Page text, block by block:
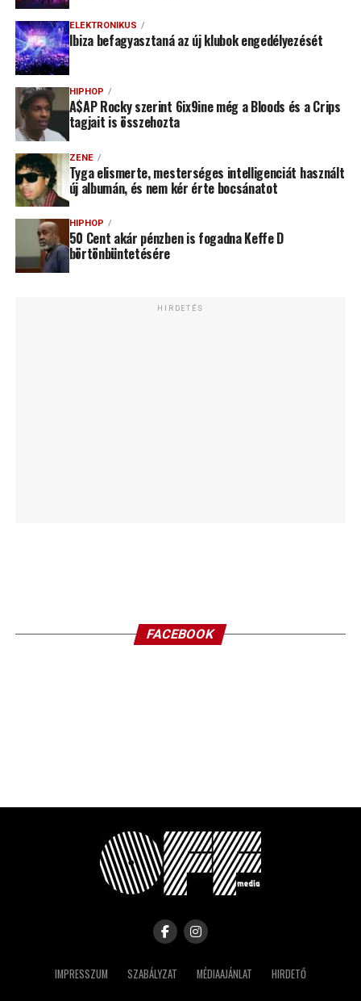
ELEKTRONIKUS
Ibiza befagyasztaná az új klubok engedélyezését
HIPHOP
A$AP Rocky szerint 6ix9ine még a Bloods és a Crips
tagjait is összehozta
ZENE
Tyga elismerte, mesterséges intelligenciát használt
új albumán, és nem kér érte bocsánatot
HIPHOP
50 Cent akár pénzben is fogadna Keffe D
börtönbüntetésére
HIRDETÉS
FACEBOOK
IMPRESSZUM SZABÁLYZAT MÉDIAAJÁNLAT HIRDETŐ